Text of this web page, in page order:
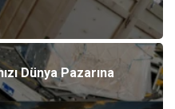
Dünya Pazarına